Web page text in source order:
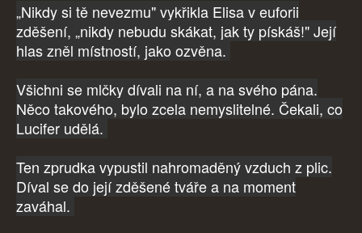
„Nikdy si tě nevezmu" vykřikla Elisa v euforii
zděšení, „nikdy nebudu skákat, jak ty pískáš!" Její
hlas zněl místností, jako ozvěna.
Všichni se mlčky dívali na ní, a na svého pána.
Něco takového, bylo zcela nemyslitelné. Čekali, co
Lucifer udělá.
Ten zprudka vypustil nahromaděný vzduch z plic.
Díval se do její zděšené tváře a na moment
zaváhal.